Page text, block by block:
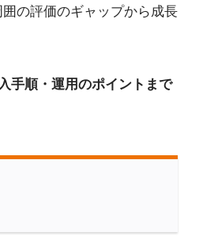
の評価のギャップから成長
手順・運用のポイントまで